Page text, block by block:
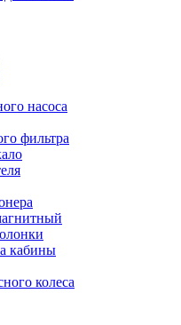
насоса
фильтра
кабины
колеса